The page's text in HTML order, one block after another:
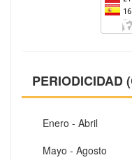
PERIODICIDAD
Enero - Abril
Mayo - Agosto